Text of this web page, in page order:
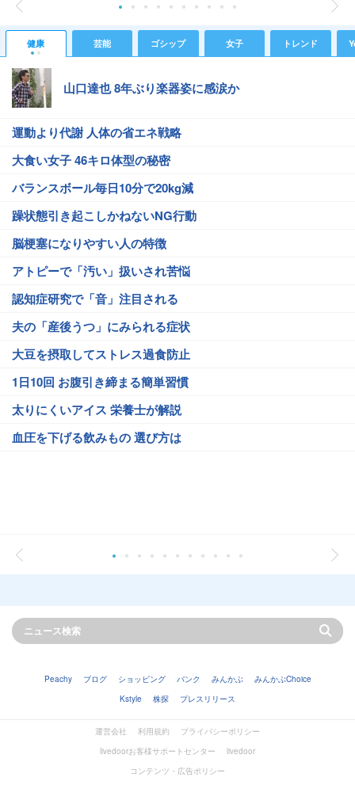
健康 芸能 ゴシップ 女子 トレンド
山口達也 8年ぶり楽器姿に感涙か
運動より代謝 人体の省エネ戦略
大食い女子 46キロ体型の秘密
バランスボール毎日10分で20kg減
躁状態引き起こしかねないNG行動
脳梗塞になりやすい人の特徴
アトピーで「汚い」扱いされ苦悩
認知症研究で「音」注目される
夫の「産後うつ」にみられる症状
大豆を摂取してストレス過食防止
1日10回 お腹引き締まる簡単習慣
太りにくいアイス 栄養士が解説
血圧を下げる飲みもの 選び方は
Peachy ブログ ショッピング バンク みんかぶ
みんかぶChoice
Kstyle
株探 プレスリリース
運営会社 利用規約
プライバシーポリシー
livedoorお客様サポートセンター
livedoor
コンテンツ・広告ポリシー